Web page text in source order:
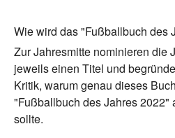
Wie wird das "Fußballbuch des
Zur Jahresmitte nominieren die
jeweils einen Titel und
Kritik, warum genau dieses
"Fußballbuch des Jahres 2022"
sollte.